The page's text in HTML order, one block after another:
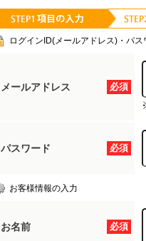
ログインID(メールアドレス)・パ
必須
メールアドレス
必須
パスワード
お客様情報の入力
必須
お名前